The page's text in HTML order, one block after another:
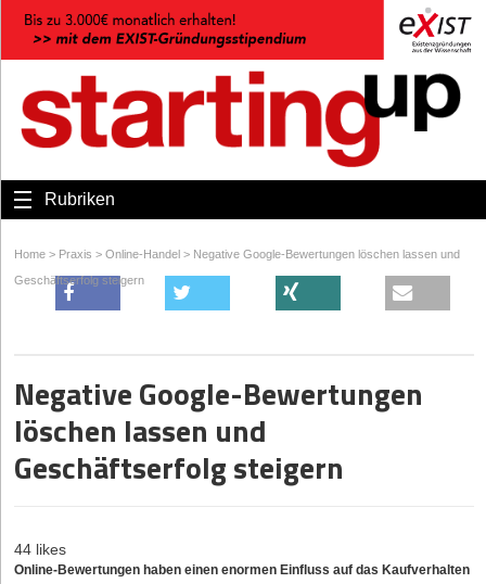
Rubriken
Home > Praxis > Online-Handel > Negative Google-Bewertungen löschen lassen und
Geschäftserfolg steigern
Negative Google-Bewertungen
löschen lassen und
Geschäftserfolg steigern
44 likes
Online-Bewertungen haben einen enormen Einfluss auf das Kaufverhalten